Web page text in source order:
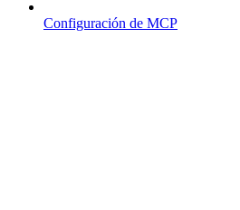
Configuración de MCP